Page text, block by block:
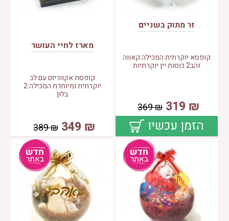
זר מתוק בשניים
קופסא יוקרתית המכילה:קאווה
זהב2 כוסות יין יוקרתיות
₪
319
₪
369
הזמן עכשיו
מארז לחיי העושר
קופסת אקווריום עם לב
יוקרתית ומיוחדת המכילה:2
בלון
₪
349
₪
389